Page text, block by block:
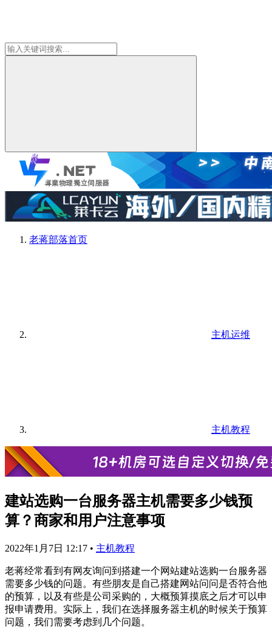
老蒋部落首页
主机运维
主机教程
建站选购一台服务器主机需要多少钱预
算？商家和用户注意事项
2022年1月7日 12:17 • 主机教程
老蒋经常看到有网友询问到搭建一个网站建站选购一台服务器
需要多少钱的问题。有些朋友是自己搭建网站问问是否符合他
的预算，以及有些是公司采购的，大概预算摸底之后才可以申
报申请费用。实际上，我们在选择服务器主机的时候关于预算
问题，我们需要考虑到几个问题。